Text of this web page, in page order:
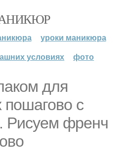
уроки маникюра
условиях
фото
для
с
Рисуем френч